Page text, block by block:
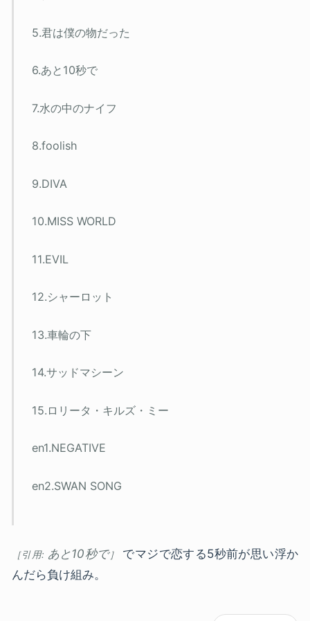
5.君は僕の物だった
6.あと10秒で
7.水の中のナイフ
8.foolish
9.DIVA
10.MISS WORLD
11.EVIL
12.シャーロット
13.車輪の下
14.サッドマシーン
15.ロリータ・キルズ・ミー
en1.NEGATIVE
en2.SWAN SONG
あと10秒で
でマジで恋する5秒前が思い浮か
んだら負け組み。